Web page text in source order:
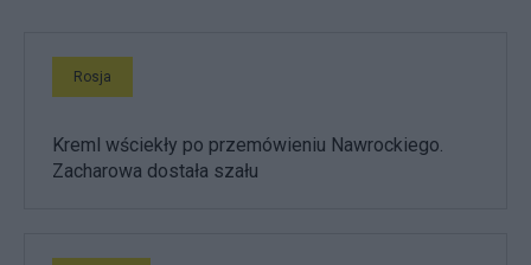
Rosja
Kreml wściekły po przemówieniu Nawrockiego.
Zacharowa dostała szału